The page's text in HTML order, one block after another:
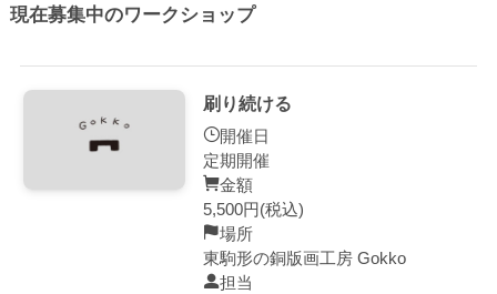
現在募集中のワークショップ
刷り続ける
開催日
定期開催
金額
5,500円(税込)
場所
東駒形の銅版画工房 Gokko
担当